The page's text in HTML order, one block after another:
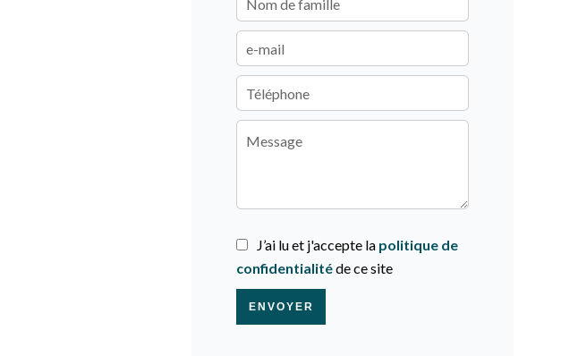
J’ai lu et j'accepte la politique de
confidentialitéde ce site
ENVOYER